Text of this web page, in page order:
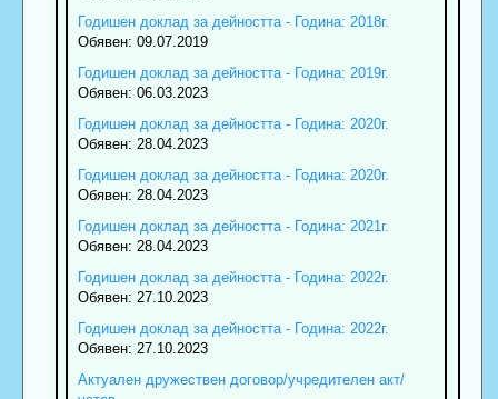
Годишен доклад за дейността - Година: 2018г.
Обявен: 09.07.2019
Годишен доклад за дейността - Година: 2019г.
Обявен: 06.03.2023
Годишен доклад за дейността - Година: 2020г.
Обявен: 28.04.2023
Годишен доклад за дейността - Година: 2020г.
Обявен: 28.04.2023
Годишен доклад за дейността - Година: 2021г.
Обявен: 28.04.2023
Годишен доклад за дейността - Година: 2022г.
Обявен: 27.10.2023
Годишен доклад за дейността - Година: 2022г.
Обявен: 27.10.2023
Актуален дружествен договор/учредителен акт/